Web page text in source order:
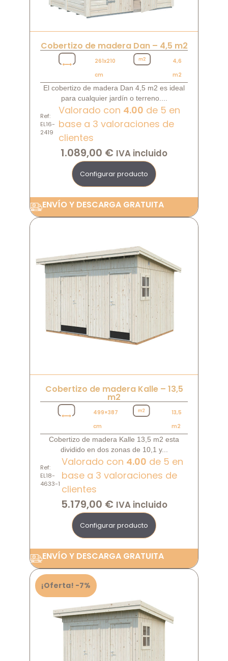
Cobertizo de madera Dan – 4,5 m2
261x210
cm
4,6
m2
El cobertizo de madera Dan 4,5 m2 es ideal
para cualquier jardín o terreno....
Ref:
EL16-
2419
Valorado con 4.00 de 5 en
base a 3 valoraciones de
clientes
1.089,00 € IVA incluido
Configurar producto
ENVÍO Y DESCARGA GRATUITA
Cobertizo de madera Kalle – 13,5
m2
499×387
cm
13,5
m2
Cobertizo de madera Kalle 13,5 m2 esta
dividido en dos zonas de 10,1 y...
Ref:
EL18-
4633-1
Valorado con 4.00 de 5 en
base a 3 valoraciones de
clientes
5.179,00 € IVA incluido
Configurar producto
ENVÍO Y DESCARGA GRATUITA
¡Oferta! -7%